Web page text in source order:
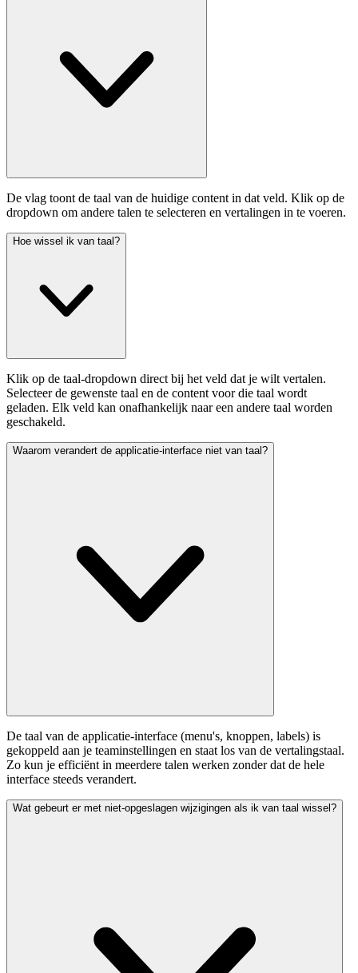
De vlag toont de taal van de huidige content in dat veld. Klik op de
dropdown om andere talen te selecteren en vertalingen in te voeren.
Hoe wissel ik van taal?
Klik op de taal-dropdown direct bij het veld dat je wilt vertalen.
Selecteer de gewenste taal en de content voor die taal wordt
geladen. Elk veld kan onafhankelijk naar een andere taal worden
geschakeld.
Waarom verandert de applicatie-interface niet van taal?
De taal van de applicatie-interface (menu's, knoppen, labels) is
gekoppeld aan je teaminstellingen en staat los van de vertalingstaal.
Zo kun je efficiënt in meerdere talen werken zonder dat de hele
interface steeds verandert.
Wat gebeurt er met niet-opgeslagen wijzigingen als ik van taal wissel?